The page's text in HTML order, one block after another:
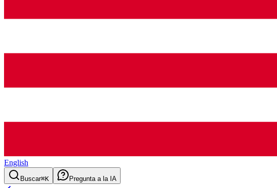
English
Buscar⌘K Pregunta a la IA